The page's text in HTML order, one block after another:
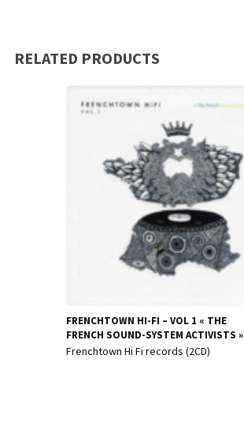
RELATED PRODUCTS
FRENCHTOWN HI-FI – VOL 1 « THE
FRENCH SOUND-SYSTEM ACTIVISTS »
Frenchtown Hi Fi records (2CD)